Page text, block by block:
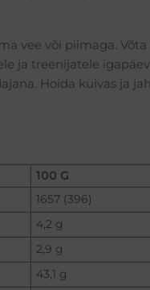
vee või piimaga. Võta
ja treenijatele
Hoida kuivas ja
100 G
1657 (396)
4,2 g
2,9 g
43,1 g